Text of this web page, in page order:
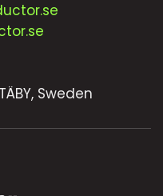
Sweden